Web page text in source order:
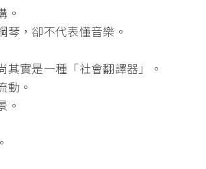
。
琴，卻不代表懂音樂。
其實是一種「社會翻譯器」。
動。
。